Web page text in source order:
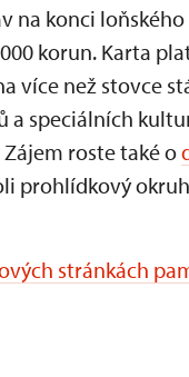
na konci
korun. Karta
více než stovce
speciálních
roste také o
prohlídkový
stránkách